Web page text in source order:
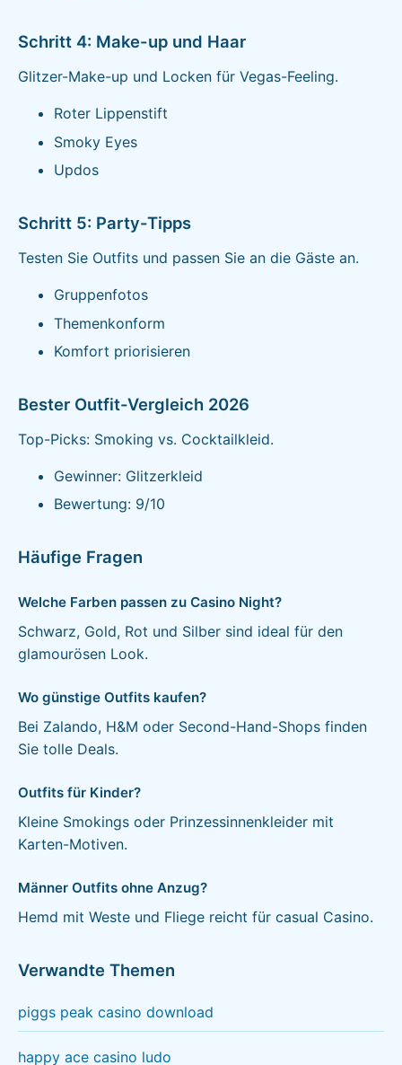
Schritt 4: Make-up und Haar
Glitzer-Make-up und Locken für Vegas-Feeling.
Roter Lippenstift
Smoky Eyes
Updos
Schritt 5: Party-Tipps
Testen Sie Outfits und passen Sie an die Gäste an.
Gruppenfotos
Themenkonform
Komfort priorisieren
Bester Outfit-Vergleich 2026
Top-Picks: Smoking vs. Cocktailkleid.
Gewinner: Glitzerkleid
Bewertung: 9/10
Häufige Fragen
Welche Farben passen zu Casino Night?
Schwarz, Gold, Rot und Silber sind ideal für den
glamourösen Look.
Wo günstige Outfits kaufen?
Bei Zalando, H&M oder Second-Hand-Shops finden
Sie tolle Deals.
Outfits für Kinder?
Kleine Smokings oder Prinzessinnenkleider mit
Karten-Motiven.
Männer Outfits ohne Anzug?
Hemd mit Weste und Fliege reicht für casual Casino.
Verwandte Themen
piggs peak casino download
happy ace casino ludo